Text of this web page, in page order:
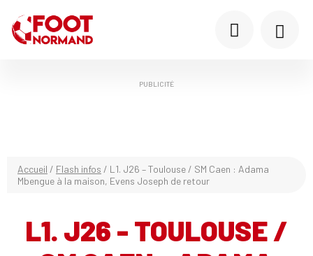
PUBLICITÉ
Accueil / Flash infos / L1. J26 – Toulouse / SM Caen : Adama
Mbengue à la maison, Evens Joseph de retour
L1. J26 - TOULOUSE /